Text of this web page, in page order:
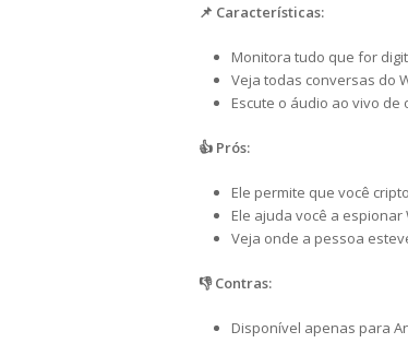
📌 Características:
Monitora tudo que for
Veja todas conversas do
Escute o áudio ao vivo de
👍 Prós:
Ele permite que você
Ele ajuda você a
Veja onde a pessoa
👎 Contras:
Disponível apenas para